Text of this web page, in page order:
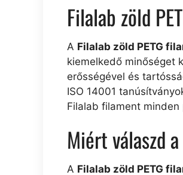
Filalab zöld
A Filalab zöld PETG
kiemelkedő minőséget
erősségével és
ISO 14001
Filalab filament
Miért válaszd
A Filalab zöld PETG